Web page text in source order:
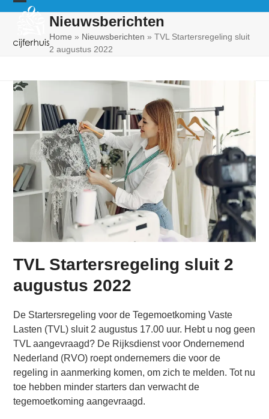
Open
mobile
Close
mobile
Nieuwsberichten
Home » Nieuwsberichten »TVL Startersregeling sluit
2 augustus 2022
TVL Startersregeling sluit 2
augustus 2022
De Startersregeling voor de Tegemoetkoming Vaste
Lasten (TVL) sluit 2 augustus 17.00 uur. Hebt u nog geen
TVL aangevraagd? De Rijksdienst voor Ondernemend
Nederland (RVO) roept ondernemers die voor de
regeling in aanmerking komen, om zich te melden. Tot nu
toe hebben minder starters dan verwacht de
tegemoetkoming aangevraagd.